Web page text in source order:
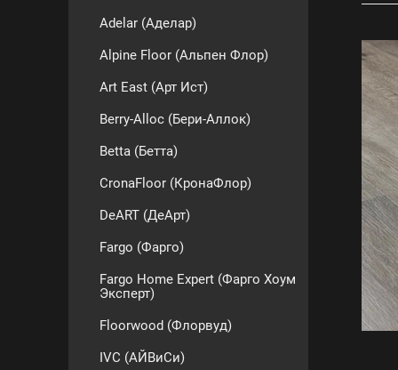
Adelar (Аделар)
Alpine Floor (Альпен Флор)
Art East (Арт Ист)
Berry-Alloc (Бери-Аллок)
Betta (Бетта)
CronaFloor (КронаФлор)
DeART (ДеАрт)
Fargo (Фарго)
Fargo Home Expert (Фарго Хоум
Эксперт)
Floorwood (Флорвуд)
IVC (АЙВиСи)